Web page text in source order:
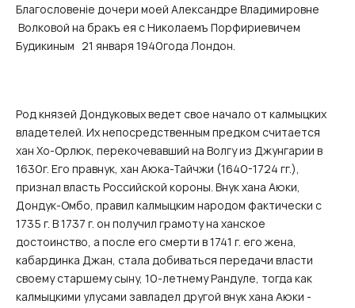
Благословенiе дочери моей Александре Владимировне
Волковой на бракъ ея с Николаемъ Порфириевичем
Будикиным 21 января 1940года Лондон.
Род князей Дондуковых ведет свое начало от калмыцких
владетелей. Их непосредственным предком считается
хан Хо-Орлюк, перекочевавший на Волгу из Джунгарии в
1630г. Его правнук, хан Аюка-Тайчжи ‎(1640-1724 гг.)‎,
признал власть Российской короны. Внук хана Аюки,
Дондук-Омбо, правил калмыцким народом фактически с
1735 г. В 1737 г. он получил грамоту на ханское
достоинство, а после его смерти в 1741 г. его жена,
кабардинка Джан, стала добиваться передачи власти
своему старшему сыну, 10-летнему Рандуле, тогда как
калмыцкими улусами завладел другой внук хана Аюки -